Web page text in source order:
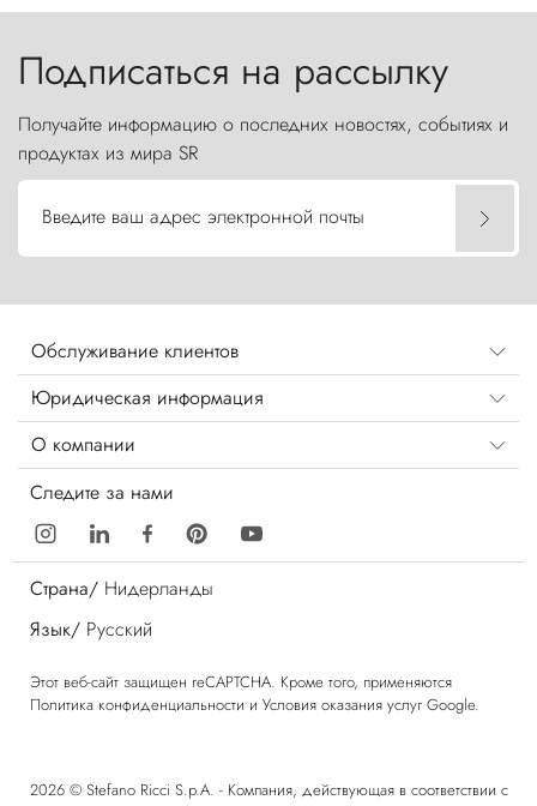
Подписаться на рассылку
Получайте информацию о последних новостях, событиях и
продуктах из мира SR
Введите ваш адрес электронной почты
Обслуживание клиентов
Юридическая информация
О компании
Следите за нами
Страна/ Нидерланды
Язык/ Русский
Этот веб-сайт защищен reCAPTCHA. Кроме того, применяются
Политика конфиденциальности и Условия оказания услуг Google.
2026 © Stefano Ricci S.p.A. - Компания, действующая в соответствии с